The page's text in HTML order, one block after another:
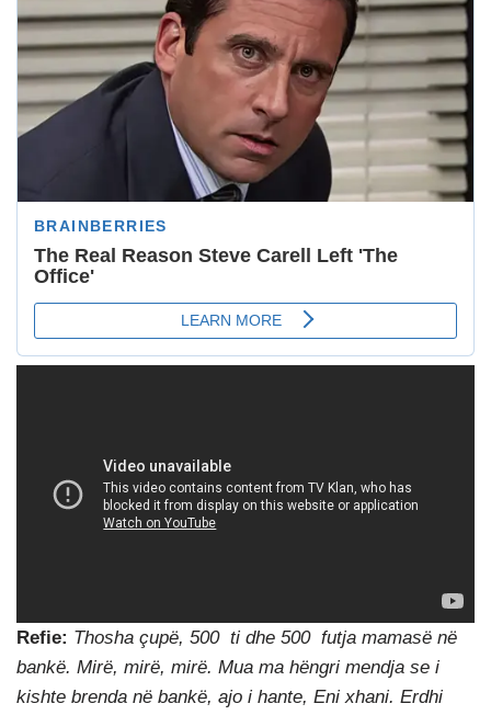
Refie: Thosha çupë, 500 ti dhe 500 futja mamasë në
bankë. Mirë, mirë, mirë. Mua ma hëngri mendja se i
kishte brenda në bankë, ajo i hante, Eni xhani. Erdhi